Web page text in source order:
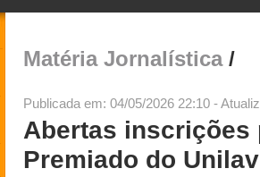
Matéria Jornalística/
Publicada em: 04/05/2026 22:10 -
Abertas inscrições
Premiado do